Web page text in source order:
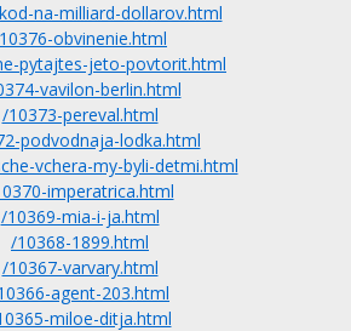
na-milliard-dollarov.html
obvinenie.html
pytajtes-jeto-povtorit.html
vavilon-berlin.html
/10373-pereval.html
podvodnaja-lodka.html
vchera-my-byli-detmi.html
imperatrica.html
/10369-mia-i-ja.html
/10368-1899.html
/10367-varvary.html
agent-203.html
miloe-ditja.html